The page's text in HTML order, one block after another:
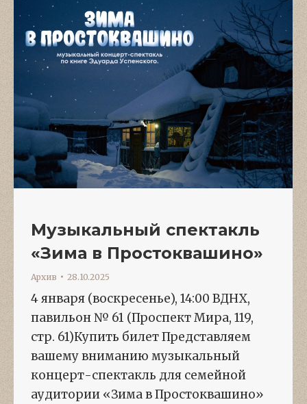
Музыкальный спектакль
«Зима в Простоквашино»
Архив 28.10.2025
4 января (воскресенье), 14:00 ВДНХ,
павильон № 61 (Проспект Мира, 119,
стр. 61)Купить билет Представляем
вашему вниманию музыкальный
концерт-спектакль для семейной
аудитории «Зима в Простоквашино»